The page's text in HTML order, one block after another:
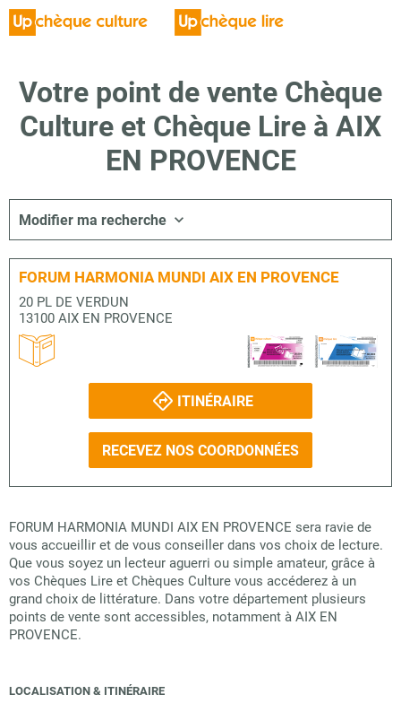
Votre point de vente Chèque
Culture et Chèque Lire à AIX
EN PROVENCE
Modifier ma recherche
FORUM HARMONIA MUNDI AIX EN PROVENCE
20 PL DE VERDUN
13100 AIX EN PROVENCE
ITINÉRAIRE
RECEVEZ NOS COORDONNÉES
FORUM HARMONIA MUNDI AIX EN PROVENCE sera ravie de
vous accueillir et de vous conseiller dans vos choix de lecture.
Que vous soyez un lecteur aguerri ou simple amateur, grâce à
vos Chèques Lire et Chèques Culture vous accéderez à un
grand choix de littérature. Dans votre département plusieurs
points de vente sont accessibles, notamment à AIX EN
PROVENCE.
LOCALISATION & ITINÉRAIRE